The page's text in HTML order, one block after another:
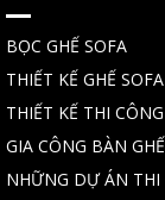
BỌC GHẾ SOFA
THIẾT KẾ GHẾ SOFA
THIẾT KẾ THI
GIA CÔNG BÀN
NHỮNG DỰ ÁN THI